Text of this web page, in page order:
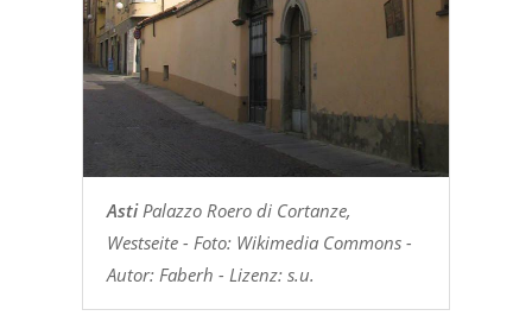
AstiPalazzo Roero di Cortanze,
Westseite - Foto: Wikimedia Commons -
Autor: Faberh - Lizenz: s.u.